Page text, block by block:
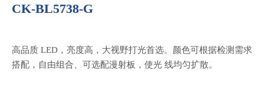
CK-BL5738-G
高品质 LED，亮度高，大视野打光首选。颜色可根据检测需求
搭配，自由组合、可选配漫射板，使光 线均匀扩散。